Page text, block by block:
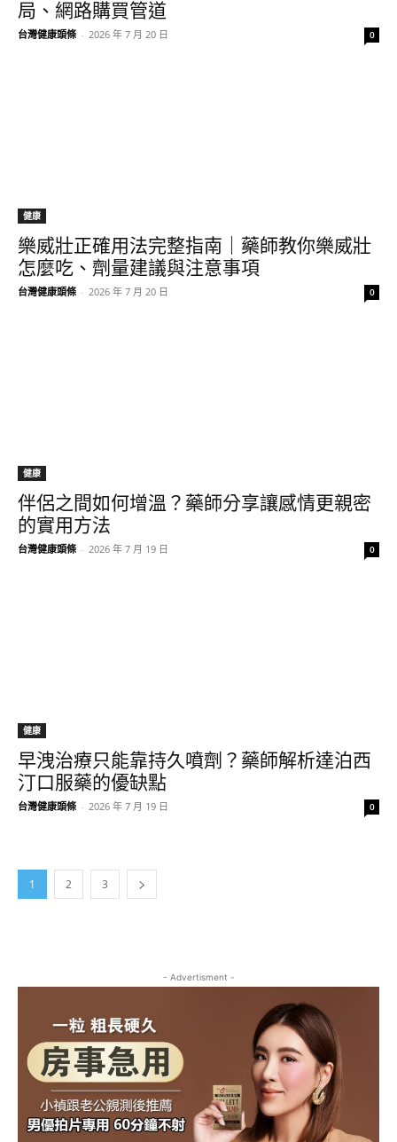
局、網路購買管道
台灣健康頭條 - 2026 年 7 月 20 日 0
健康
樂威壯正確用法完整指南｜藥師教你樂威壯
怎麼吃、劑量建議與注意事項
台灣健康頭條 - 2026 年 7 月 20 日 0
健康
伴侶之間如何增溫？藥師分享讓感情更親密
的實用方法
台灣健康頭條 - 2026 年 7 月 19 日 0
健康
早洩治療只能靠持久噴劑？藥師解析達泊西
汀口服藥的優缺點
台灣健康頭條 - 2026 年 7 月 19 日 0
1 2 3
- Advertisment -